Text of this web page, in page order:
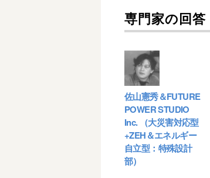
専門家の回答
佐山憲秀＆FUTURE
POWER STUDIO
Inc. （大災害対応型
+ZEH＆エネルギー
自立型：特殊設計
部）